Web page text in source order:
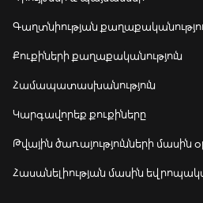
Գաղտնիության
Քուքիների քաղաքականություն
Համապատասխանություն
Կարգավորեք քուքիները
Թվային ծառայությունների մասին
Հասանելիության մասին